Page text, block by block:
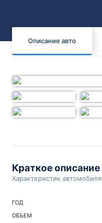
Описание авто
Краткое описание
Характеристик автомобиля
ГОД
ОБЪЕМ